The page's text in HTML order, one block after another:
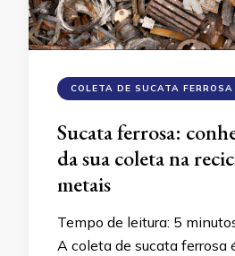
COLETA DE SUCATA FERROSA
Sucata ferrosa:
da sua coleta na
metais
Tempo de leitura: 5
A coleta de sucata ferrosa